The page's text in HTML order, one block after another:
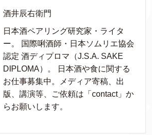
酒井辰右衛門
日本酒ペアリング研究家・ライタ
ー。 国際唎酒師・日本ソムリエ協会
認定 酒ディプロマ（J.S.A. SAKE
DIPLOMA）。 日本酒や食に関する
お仕事募集中。メディア寄稿、出
版、講演等、ご依頼は「contact」か
らお願いします。